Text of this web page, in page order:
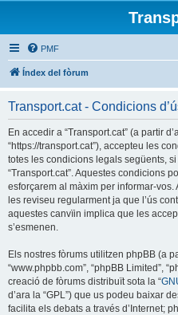
PMF
Índex del fòrum
Transport.cat - Condicions
En accedir a “Transport.cat” (a partir
“https://transport.cat”), accepteu les
totes les condicions legals següents,
“Transport.cat”. Aquestes condicions
esforçarem al màxim per informar-
les reviseu regularment ja que l’ús
aquestes canvïin implica que les
s’esmenen.
Els nostres fòrums utilitzen phpBB (a
“www.phpbb.com”, “phpBB Limited”,
creació de fòrums distribuït sota la “
d’ara la “GPL”) que us podeu baixar
facilita els debats a través d’Internet;